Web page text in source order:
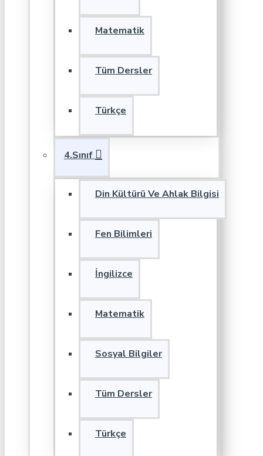
Matematik
Tüm Dersler
Türkçe
4.Sınıf
Din Kültürü Ve Ahlak Bilgisi
Fen Bilimleri
İngilizce
Matematik
Sosyal Bilgiler
Tüm Dersler
Türkçe